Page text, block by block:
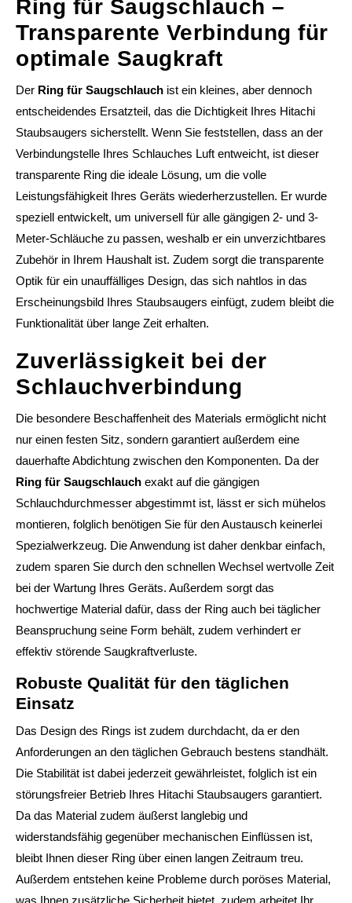
Ring für Saugschlauch –
Transparente Verbindung für
optimale Saugkraft
Der Ring für Saugschlauch ist ein kleines, aber dennoch
entscheidendes Ersatzteil, das die Dichtigkeit Ihres Hitachi
Staubsaugers sicherstellt. Wenn Sie feststellen, dass an der
Verbindungstelle Ihres Schlauches Luft entweicht, ist dieser
transparente Ring die ideale Lösung, um die volle
Leistungsfähigkeit Ihres Geräts wiederherzustellen. Er wurde
speziell entwickelt, um universell für alle gängigen 2- und 3-
Meter-Schläuche zu passen, weshalb er ein unverzichtbares
Zubehör in Ihrem Haushalt ist. Zudem sorgt die transparente
Optik für ein unauffälliges Design, das sich nahtlos in das
Erscheinungsbild Ihres Staubsaugers einfügt, zudem bleibt die
Funktionalität über lange Zeit erhalten.
Zuverlässigkeit bei der
Schlauchverbindung
Die besondere Beschaffenheit des Materials ermöglicht nicht
nur einen festen Sitz, sondern garantiert außerdem eine
dauerhafte Abdichtung zwischen den Komponenten. Da der
Ring für Saugschlauch exakt auf die gängigen
Schlauchdurchmesser abgestimmt ist, lässt er sich mühelos
montieren, folglich benötigen Sie für den Austausch keinerlei
Spezialwerkzeug. Die Anwendung ist daher denkbar einfach,
zudem sparen Sie durch den schnellen Wechsel wertvolle Zeit
bei der Wartung Ihres Geräts. Außerdem sorgt das
hochwertige Material dafür, dass der Ring auch bei täglicher
Beanspruchung seine Form behält, zudem verhindert er
effektiv störende Saugkraftverluste.
Robuste Qualität für den täglichen
Einsatz
Das Design des Rings ist zudem durchdacht, da er den
Anforderungen an den täglichen Gebrauch bestens standhält.
Die Stabilität ist dabei jederzeit gewährleistet, folglich ist ein
störungsfreier Betrieb Ihres Hitachi Staubsaugers garantiert.
Da das Material zudem äußerst langlebig und
widerstandsfähig gegenüber mechanischen Einflüssen ist,
bleibt Ihnen dieser Ring über einen langen Zeitraum treu.
Außerdem entstehen keine Probleme durch poröses Material,
was Ihnen zusätzliche Sicherheit bietet, zudem arbeitet Ihr